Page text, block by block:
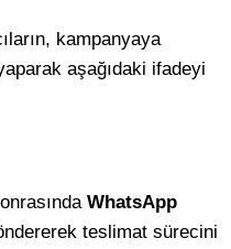
kampanyaya
aşağıdaki ifadeyi
WhatsApp
teslimat sürecini